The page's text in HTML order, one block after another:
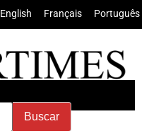
English Français Português